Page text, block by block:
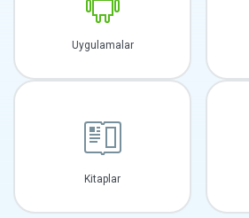
Uygulamalar
Kitaplar